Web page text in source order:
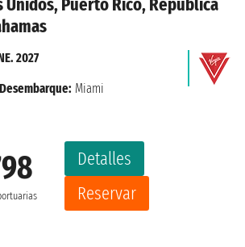
Detalles
Reservar
2027
Desembarque: Miami